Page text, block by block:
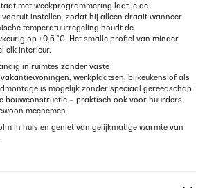
met weekprogrammering laat je de
instellen, zodat hij alleen draait wanneer
temperatuurregeling houdt de
op ±0,5 °C. Het smalle profiel van minder
elk interieur.
in ruimtes zonder vaste
werkplaatsen, bijkeukens of als
is mogelijk zonder speciaal gereedschap
bouwconstructie – praktisch ook voor huurders
meenemen.
in huis en geniet van gelijkmatige warmte van